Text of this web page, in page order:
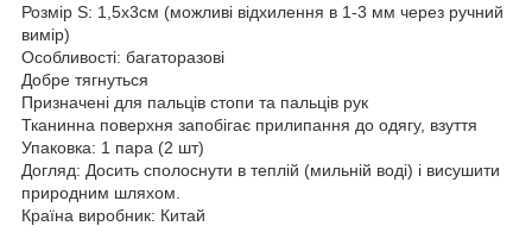
Розмір S: 1,5х3см (можливі відхилення в 1-3 мм через ручний
вимір)
Особливості: багаторазові
Добре тягнуться
Призначені для пальців стопи та пальців рук
Тканинна поверхня запобігає прилипання до одягу, взуття
Упаковка: 1 пара (2 шт)
Догляд: Досить сполоснути в теплій (мильній воді) і висушити
природним шляхом.
Країна виробник: Китай